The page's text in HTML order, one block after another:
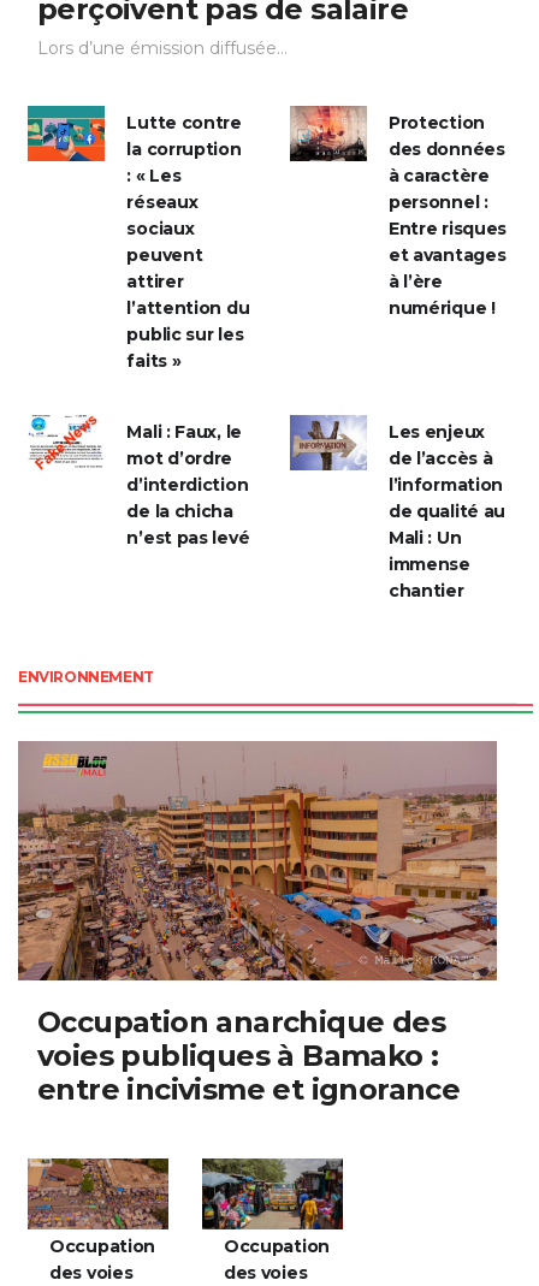
perçoivent pas de salaire
Lors d’une émission diffusée...
Lutte contre
la corruption
: « Les
réseaux
sociaux
peuvent
attirer
l’attention du
public sur les
faits »
Protection
des données
à caractère
personnel :
Entre risques
et avantages
à l’ère
numérique !
Mali : Faux, le
mot d’ordre
d’interdiction
de la chicha
n’est pas levé
Les enjeux
de l’accès à
l’information
de qualité au
Mali : Un
immense
chantier
ENVIRONNEMENT
Occupation anarchique des
voies publiques à Bamako :
entre incivisme et ignorance
Occupation
des voies
Occupation
des voies